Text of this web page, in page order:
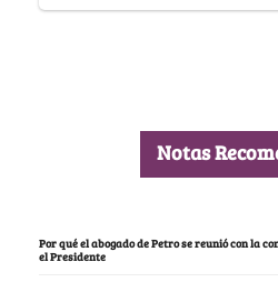
Notas
Por qué el abogado de Petro se reunió con la
el Presidente